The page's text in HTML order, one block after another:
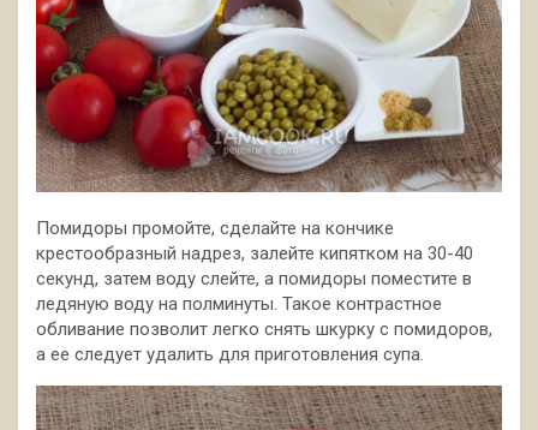
Помидоры промойте, сделайте на кончике
крестообразный надрез, залейте кипятком на 30-40
секунд, затем воду слейте, а помидоры поместите в
ледяную воду на полминуты. Такое контрастное
обливание позволит легко снять шкурку с помидоров,
а ее следует удалить для приготовления супа.